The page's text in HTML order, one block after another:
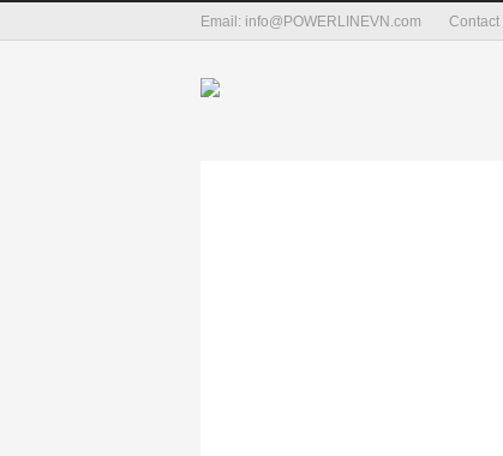
Email: info@POWERLINEVN.com Contact